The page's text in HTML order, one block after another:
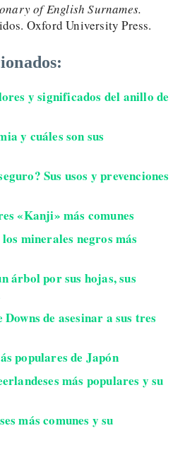
of English Surnames.
Oxford University Press.
y significados del anillo de
y cuáles son sus
Sus usos y prevenciones
«Kanji» más comunes
minerales negros más
árbol por sus hojas, sus
de asesinar a sus tres
populares de Japón
más populares y su
más comunes y su